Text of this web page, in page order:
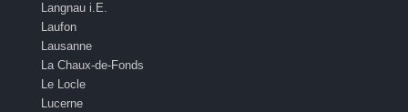
Langnau i.E.
Laufon
Lausanne
La Chaux-de-Fonds
Le Locle
Lucerne